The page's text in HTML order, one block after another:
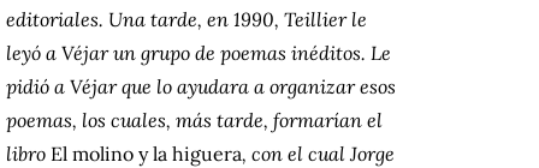
editoriales. Una tarde, en 1990, Teillier le
leyó a Véjar un grupo de poemas inéditos. Le
pidió a Véjar que lo ayudara a organizar esos
poemas, los cuales, más tarde, formarían el
libro El molino y la higuera, con el cual Jorge